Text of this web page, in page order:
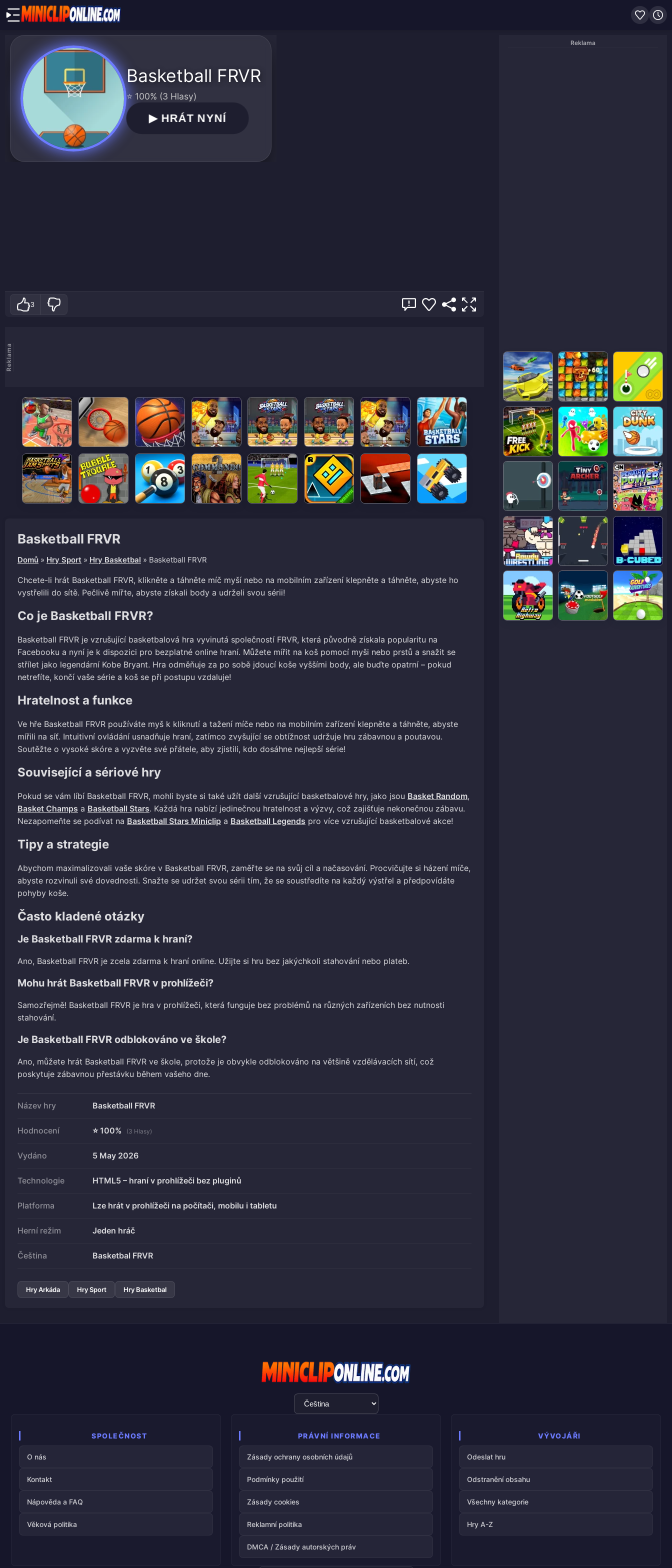
Basketball FRVR
Domů » Hry Sport » Hry Basketbal » Basketball FRVR
Chcete-li hrát Basketball FRVR, klikněte a táhněte míč myší nebo na mobilním zařízení klepněte a táhněte, abyste ho
vystřelili do sítě. Pečlivě mířte, abyste získali body a udrželi svou sérii!
Co je Basketball FRVR?
Basketball FRVR je vzrušující basketbalová hra vyvinutá společností FRVR, která původně získala popularitu na
Facebooku a nyní je k dispozici pro bezplatné online hraní. Můžete mířit na koš pomocí myši nebo prstů a snažit se
střílet jako legendární Kobe Bryant. Hra odměňuje za po sobě jdoucí koše vyššími body, ale buďte opatrní – pokud
netrefíte, končí vaše série a koš se při postupu vzdaluje!
Hratelnost a funkce
Ve hře Basketball FRVR používáte myš k kliknutí a tažení míče nebo na mobilním zařízení klepněte a táhněte, abyste
mířili na síť. Intuitivní ovládání usnadňuje hraní, zatímco zvyšující se obtížnost udržuje hru zábavnou a poutavou.
Soutěžte o vysoké skóre a vyzvěte své přátele, aby zjistili, kdo dosáhne nejlepší série!
Související a sériové hry
Pokud se vám líbí Basketball FRVR, mohli byste si také užít další vzrušující basketbalové hry, jako jsou Basket Random,
Basket Champs a Basketball Stars. Každá hra nabízí jedinečnou hratelnost a výzvy, což zajišťuje nekonečnou zábavu.
Nezapomeňte se podívat na Basketball Stars Miniclip a Basketball Legends pro více vzrušující basketbalové akce!
Tipy a strategie
Abychom maximalizovali vaše skóre v Basketball FRVR, zaměřte se na svůj cíl a načasování. Procvičujte si házení míče,
abyste rozvinuli své dovednosti. Snažte se udržet svou sérii tím, že se soustředíte na každý výstřel a předpovídáte
pohyby koše.
Často kladené otázky
Je Basketball FRVR zdarma k hraní?
Ano, Basketball FRVR je zcela zdarma k hraní online. Užijte si hru bez jakýchkoli stahování nebo plateb.
Mohu hrát Basketball FRVR v prohlížeči?
Samozřejmě! Basketball FRVR je hra v prohlížeči, která funguje bez problémů na různých zařízeních bez nutnosti
stahování.
Je Basketball FRVR odblokováno ve škole?
Ano, můžete hrát Basketball FRVR ve škole, protože je obvykle odblokováno na většině vzdělávacích sítí, což
poskytuje zábavnou přestávku během vašeho dne.
Název hry Basketball FRVR
Hodnocení ⭐ 100% (3 Hlasy)
Vydáno 5 May 2026
Technologie HTML5 – hraní v prohlížeči bez pluginů
Platforma Lze hrát v prohlížeči na počítači, mobilu i tabletu
Herní režim Jeden hráč
Čeština Basketbal FRVR
Hry Arkáda Hry Sport Hry Basketbal
Basketball FRVR
⭐ 100% (3 Hlasy)
▶HRÁT NYNÍ
3
Reklama
Reklama
Výběr
jazyka
SPOLEČNOST
O nás
Kontakt
Nápověda a FAQ
Věková politika
PRÁVNÍ INFORMACE
Zásady ochrany osobních údajů
Podmínky použití
Zásady cookies
Reklamní politika
DMCA / Zásady autorských práv
VÝVOJÁŘI
Odeslat hru
Odstranění obsahu
Všechny kategorie
Hry A-Z